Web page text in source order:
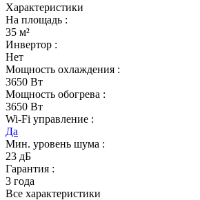
Характеристики
На площадь :
35 м²
Инвертор :
Нет
Мощность охлаждения :
3650 Вт
Мощность обогрева :
3650 Вт
Wi-Fi управление :
Да
Мин. уровень шума :
23 дБ
Гарантия :
3 года
Все характеристики